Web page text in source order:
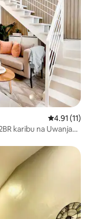
Ukadiriaji wa
4.91 (11)
karibu na Uwanja